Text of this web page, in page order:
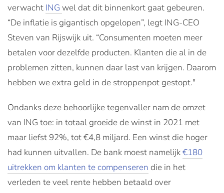
verwacht ING wel dat dit binnenkort gaat gebeuren.
“De inflatie is gigantisch opgelopen”, legt ING-CEO
Steven van Rijswijk uit. “Consumenten moeten meer
betalen voor dezelfde producten. Klanten die al in de
problemen zitten, kunnen daar last van krijgen. Daarom
hebben we extra geld in de stroppenpot gestopt."
Ondanks deze behoorlijke tegenvaller nam de omzet
van ING toe: in totaal groeide de winst in 2021 met
maar liefst 92%, tot €4,8 miljard. Een winst die hoger
had kunnen uitvallen. De bank moest namelijk€180
uitrekken om klanten te compenseren die in het
verleden te veel rente hebben betaald over